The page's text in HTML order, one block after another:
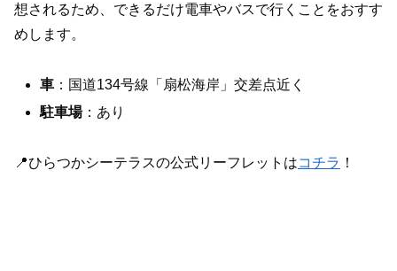
想されるため、できるだけ電車やバスで行くことをおすす
めします。
車 ：国道134号線「扇松海岸」交差点近く
駐車場：あり
📍ひらつかシーテラスの公式リーフレットはコチラ ！